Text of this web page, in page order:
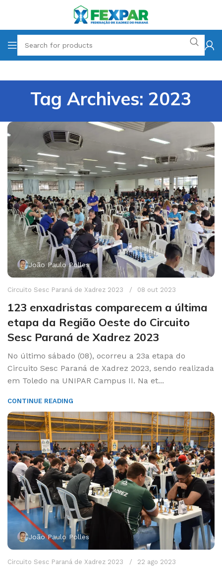
Tag Archives: 2023
João Paulo Polles
Circuito Sesc Paraná de Xadrez 2023 08 out 2023
123 enxadristas comparecem a última
etapa da Região Oeste do Circuito
Sesc Paraná de Xadrez 2023
No último sábado (08), ocorreu a 23a etapa do
Circuito Sesc Paraná de Xadrez 2023, sendo realizada
em Toledo na UNIPAR Campus II. Na et...
CONTINUE READING
João Paulo Polles
Circuito Sesc Paraná de Xadrez 2023 22 ago 2023